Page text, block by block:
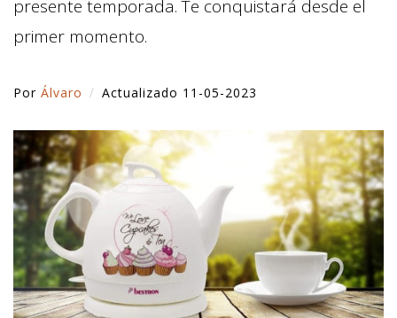
presente temporada. Te conquistará desde el
primer momento.
Por Álvaro Actualizado 11-05-2023